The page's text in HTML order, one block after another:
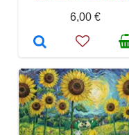
6,00 €